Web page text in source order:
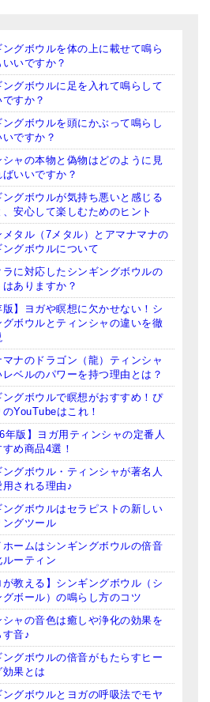
殊柄
ング（台座）
（L・M）
（4種）
サブスク）
ド
CD
ター
ード各種
り・チャーム
リングCD
ングボウルを体の上に載せて鳴ら
いいですか？
ングボウルに足を入れて鳴らして
ですか？
ングボウルを頭にかぶって鳴らし
ですか？
シャの本物と偽物はどのように見
いいですか？
ングボウルが気持ち悪いと感じる
安心して楽しむためのヒント
メタル（7メタル）とアマナマナの
ングボウルについて
ラに対応したシンギングボウルの
はありますか？
版】ヨガや瞑想に欠かせない！シ
グボウルとティンシャの違いを徹
マナのドラゴン（龍）ティンシャ
レベルのパワーを持つ理由とは？
ングボウルで瞑想がおすすめ！ぴ
のYouTubeはこれ！
年版】ヨガ用ティンシャの定番人
め商品4選！
ングボウル・ティンシャが著名人
用される理由♪
ングボウルはセラピストの新しい
ングツール
ホームはシンギングボウルの倍音
ルーティン
が教える】シンギングボウル（シ
グボール）の鳴らし方のコツ
シャの音色は癒しや浄化の効果を
す音♪
ングボウルの倍音がもたらすヒー
効果とは
ングボウルとヨガの呼吸法でモヤ